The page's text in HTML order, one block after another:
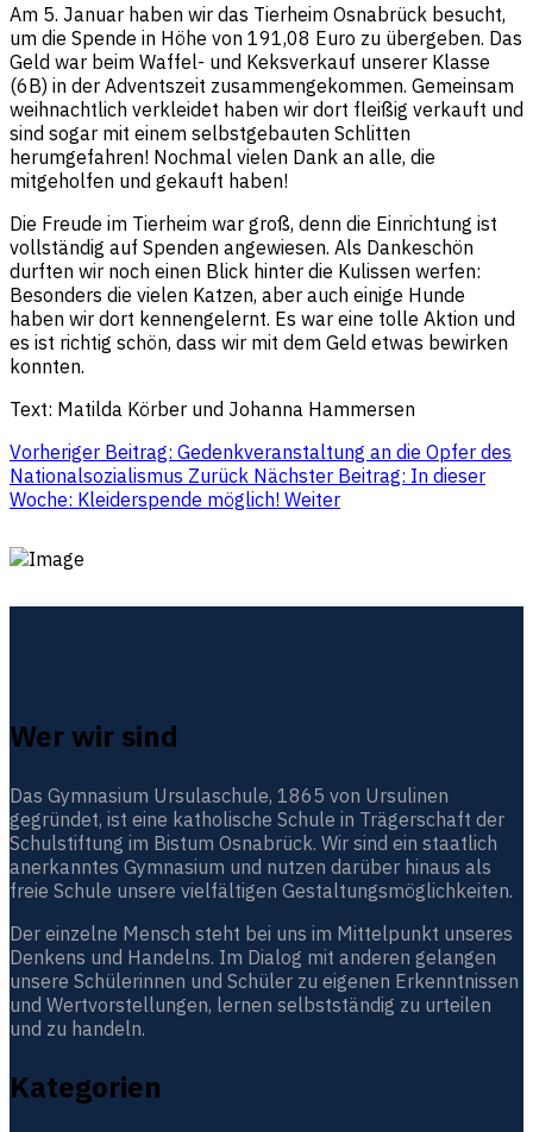
Am 5. Januar haben wir das Tierheim Osnabrück besucht,
um die Spende in Höhe von 191,08 Euro zu übergeben. Das
Geld war beim Waffel- und Keksverkauf unserer Klasse
(6B) in der Adventszeit zusammengekommen. Gemeinsam
weihnachtlich verkleidet haben wir dort fleißig verkauft und
sind sogar mit einem selbstgebauten Schlitten
herumgefahren! Nochmal vielen Dank an alle, die
mitgeholfen und gekauft haben!
Die Freude im Tierheim war groß, denn die Einrichtung ist
vollständig auf Spenden angewiesen. Als Dankeschön
durften wir noch einen Blick hinter die Kulissen werfen:
Besonders die vielen Katzen, aber auch einige Hunde
haben wir dort kennengelernt. Es war eine tolle Aktion und
es ist richtig schön, dass wir mit dem Geld etwas bewirken
konnten.
Text: Matilda Körber und Johanna Hammersen
Vorheriger Beitrag: Gedenkveranstaltung an die Opfer des
Nationalsozialismus Zurück Nächster Beitrag: In dieser
Woche: Kleiderspende möglich! Weiter
Wer wir sind
Das Gymnasium Ursulaschule, 1865 von Ursulinen
gegründet, ist eine katholische Schule in Trägerschaft der
Schulstiftung im Bistum Osnabrück. Wir sind ein staatlich
anerkanntes Gymnasium und nutzen darüber hinaus als
freie Schule unsere vielfältigen Gestaltungsmöglichkeiten.
Der einzelne Mensch steht bei uns im Mittelpunkt unseres
Denkens und Handelns. Im Dialog mit anderen gelangen
unsere Schülerinnen und Schüler zu eigenen Erkenntnissen
und Wertvorstellungen, lernen selbstständig zu urteilen
und zu handeln.
Kategorien